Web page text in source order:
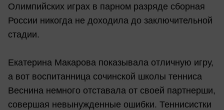
Олимпийских играх в парном разряде сборная
России никогда не доходила до заключительной
стадии.
Екатерина Макарова показывала отличную игру,
а вот воспитанница сочинской школы тенниса
Веснина немного отставала от своей партнерши,
совершая невынужденные ошибки. Теннисистки